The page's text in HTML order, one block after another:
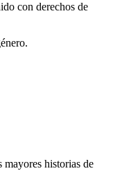
con derechos de
historias de